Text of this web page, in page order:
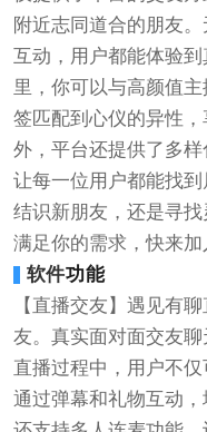
附近志同道合的朋友
互动，用户都能体验
里，你可以与高颜值
签匹配到心仪的异性
外，平台还提供了多
让每一位用户都能找
结识新朋友，还是寻
满足你的需求，快来加
软件功能
【直播交友】遇见有
友。真实面对面交友聊
直播过程中，用户不
通过弹幕和礼物互动